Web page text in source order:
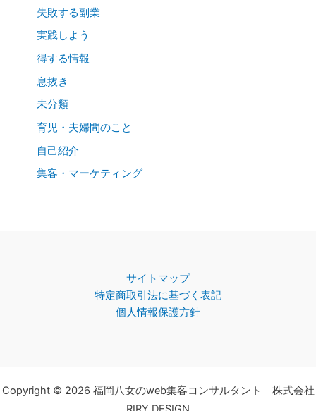
失敗する副業
実践しよう
得する情報
息抜き
未分類
育児・夫婦間のこと
自己紹介
集客・マーケティング
サイトマップ
特定商取引法に基づく表記
個人情報保護方針
Copyright © 2026 福岡八女のweb集客コンサルタント｜株式会社